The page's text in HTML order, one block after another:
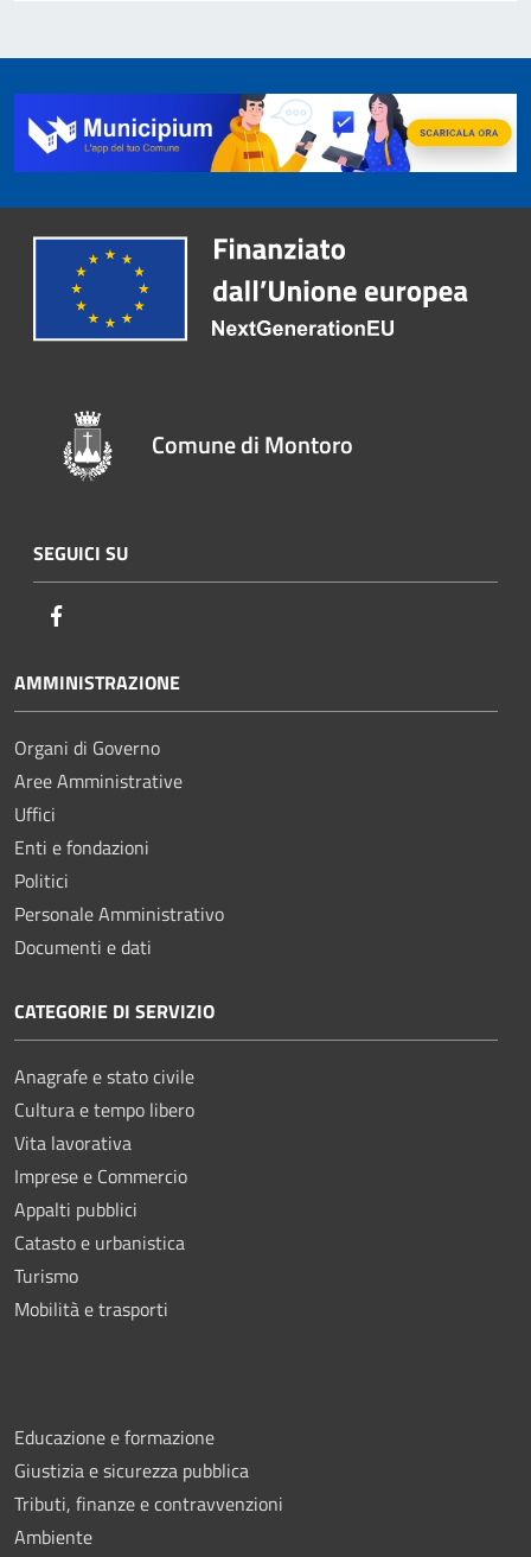
Comune di Montoro
SEGUICI SU
AMMINISTRAZIONE
Organi di Governo
Aree Amministrative
Uffici
Enti e fondazioni
Politici
Personale Amministrativo
Documenti e dati
CATEGORIE DI SERVIZIO
Anagrafe e stato civile
Cultura e tempo libero
Vita lavorativa
Imprese e Commercio
Appalti pubblici
Catasto e urbanistica
Turismo
Mobilità e trasporti
Educazione e formazione
Giustizia e sicurezza pubblica
Tributi, finanze e contravvenzioni
Ambiente